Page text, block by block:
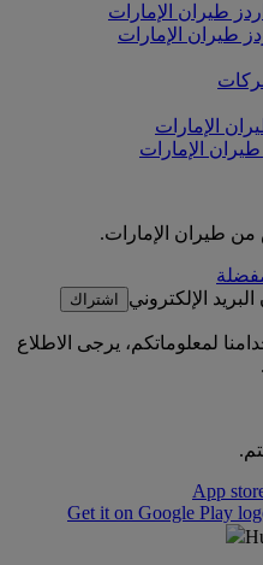
طيران الإمارات
طيران الإمارات
الإمارات
الإمارات
من طيران الإمارات.
الإلكتروني
اشتراك
لمعلوماتكم، يرجى الاطلاع